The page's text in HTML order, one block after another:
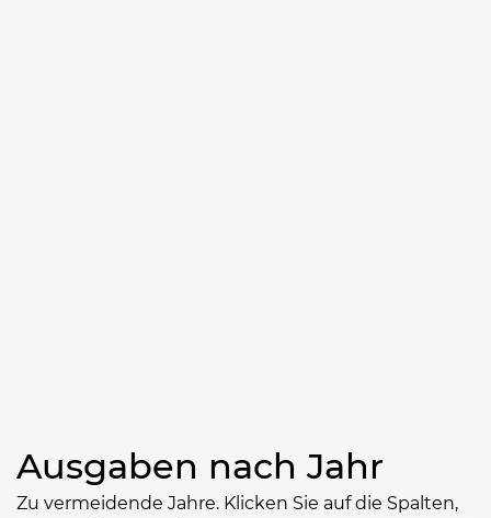
Ausgaben nach Jahr
Zu vermeidende Jahre. Klicken Sie auf die Spalten,